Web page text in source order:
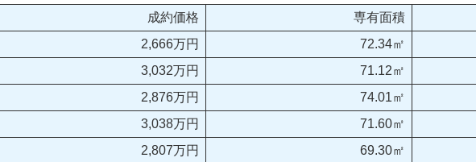
成約価格 専有面積
2,666万円 72.34㎡
3,032万円 71.12㎡
2,876万円 74.01㎡
3,038万円 71.60㎡
2,807万円 69.30㎡